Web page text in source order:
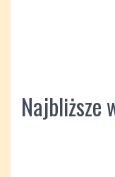
Najbliższe